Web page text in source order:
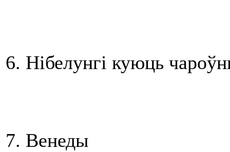
6. Нібелунгі куюць
7. Венеды